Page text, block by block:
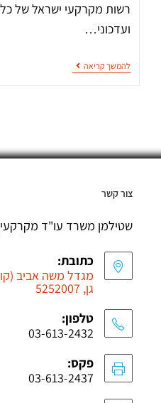
ועדכוני…
להמשך קריאה
צור קשר
שטילמן משרד עו"ד מקרקעין
כתובת:
גן, 5252007
טלפון:
03-613-2432
פקס:
03-613-2437